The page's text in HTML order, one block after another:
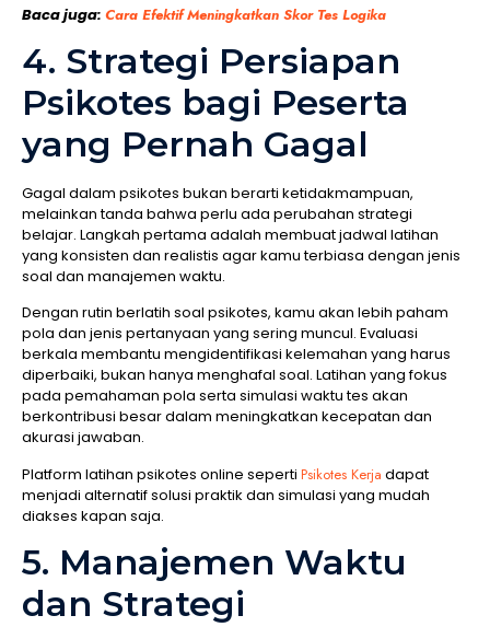
Baca juga: Cara Efektif Meningkatkan Skor Tes Logika
4. Strategi Persiapan
Psikotes bagi Peserta
yang Pernah Gagal
Gagal dalam psikotes bukan berarti ketidakmampuan,
melainkan tanda bahwa perlu ada perubahan strategi
belajar. Langkah pertama adalah membuat jadwal latihan
yang konsisten dan realistis agar kamu terbiasa dengan jenis
soal dan manajemen waktu.
Dengan rutin berlatih soal psikotes, kamu akan lebih paham
pola dan jenis pertanyaan yang sering muncul. Evaluasi
berkala membantu mengidentifikasi kelemahan yang harus
diperbaiki, bukan hanya menghafal soal. Latihan yang fokus
pada pemahaman pola serta simulasi waktu tes akan
berkontribusi besar dalam meningkatkan kecepatan dan
akurasi jawaban.
Platform latihan psikotes online seperti Psikotes Kerja dapat
menjadi alternatif solusi praktik dan simulasi yang mudah
diakses kapan saja.
5. Manajemen Waktu
dan Strategi